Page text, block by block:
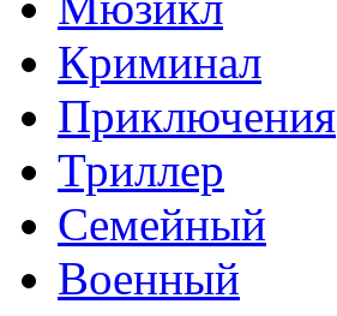
Криминал
Приключения
Триллер
Семейный
Военный